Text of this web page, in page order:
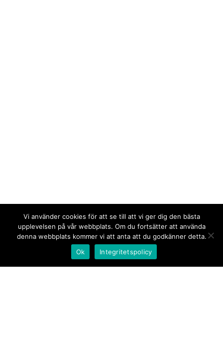
Vi använder cookies för att se till att vi ger dig den bästa
upplevelsen på vår webbplats. Om du fortsätter att använda
denna webbplats kommer vi att anta att du godkänner detta.
Ok
Integritetspolicy